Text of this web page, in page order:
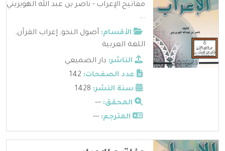
مفاتيح الإعراب - ناصر بن عبد الله الهويريني
...
الأقسام: أصول النحو, إعراب القرآن,
اللغة العربية
الناشر: دار الصميعي
عدد الصفحات:
سنة النشر:
المحقق: ---
المترجم: ---